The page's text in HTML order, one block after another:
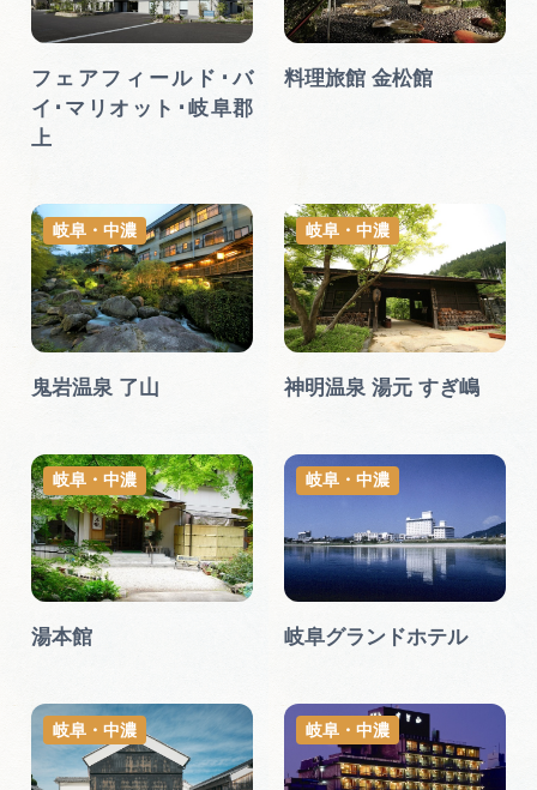
フェアフィールド･バ
イ･マリオット･岐阜郡
上
料理旅館 金松館
鬼岩温泉 了山
岐阜・中濃
神明温泉 湯元 すぎ嶋
岐阜・中濃
湯本館
岐阜・中濃
岐阜グランドホテル
岐阜・中濃
岐阜・中濃 岐阜・中濃